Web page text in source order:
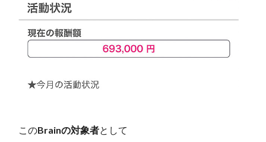
このBrainの対象者として